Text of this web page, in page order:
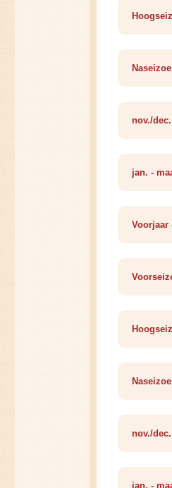
nov./dec.
jan. -
Voorjaar
nov./dec.
jan. -